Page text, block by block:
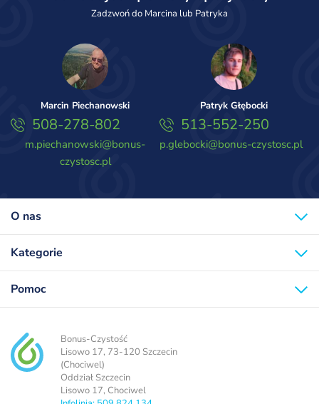
Zadzwoń do Marcina lub Patryka
Marcin Piechanowski
508-278-802
m.piechanowski@bonus-
czystosc.pl
Patryk Głębocki
513-552-250
p.glebocki@bonus-czystosc.pl
O nas
Kategorie
Pomoc
Bonus-Czystość
Lisowo 17, 73-120 Szczecin
(Chociwel)
Oddział Szczecin
Lisowo 17, Chociwel